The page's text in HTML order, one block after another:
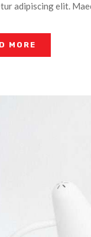
adipiscing elit.
MORE